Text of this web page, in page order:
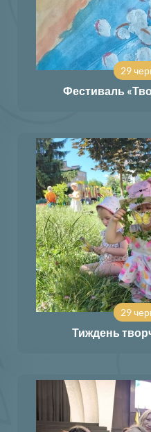
29
Фестиваль
29
Тиждень